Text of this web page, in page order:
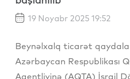
19 Noyabr 2025 19:52
Beynəlxalq ticarət
Azərbaycan Respublikası
Agentliyinə (AQTA) İsrail